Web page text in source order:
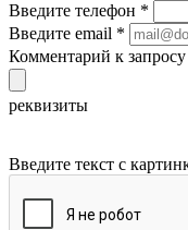
Введите телефон *
Введите email *
Комментарий к запросу
реквизиты
Введите текст с